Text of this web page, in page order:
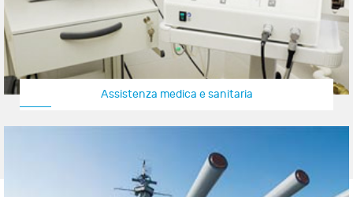
Assistenza medica e sanitaria